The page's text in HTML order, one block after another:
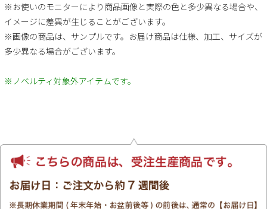
※お使いのモニターにより商品画像と実際の色と多少異なる場合や、
イメージに差異が生じることがございます。
※画像の商品は、サンプルです。お届け商品は仕様、加工、サイズが
多少異なる場合がございます。
※ノベルティ対象外アイテムです。